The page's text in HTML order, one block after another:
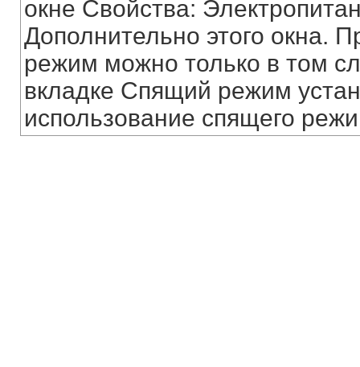
окне Свойства:
Дополнительно этого окна.
режим можно только в том
вкладке Спящий режим
использование спящего